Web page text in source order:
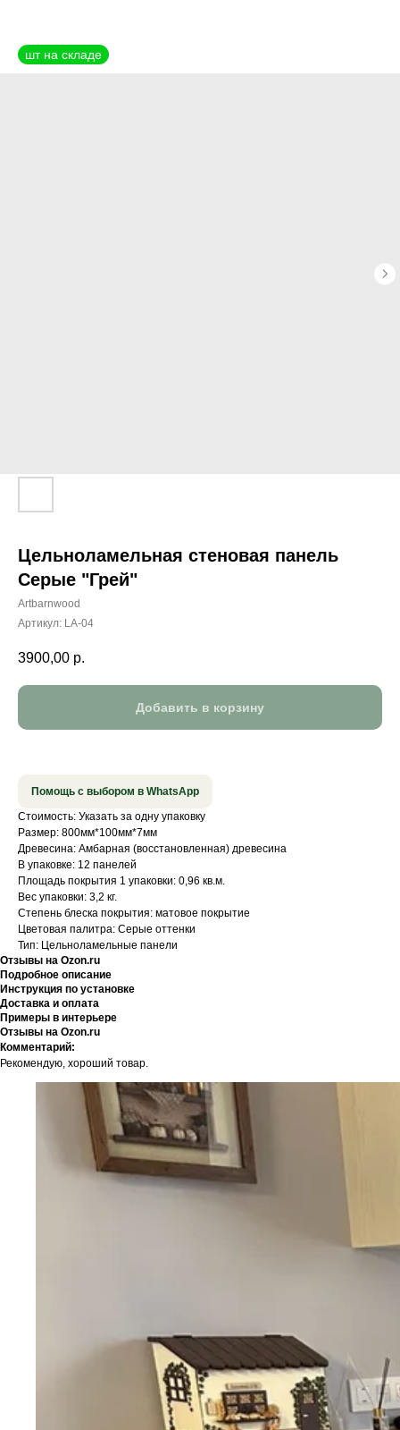
Цельноламельная стеновая панель
Серые "Грей"
Artbarnwood
Артикул: LA-04
3900,00 р.
Добавить в корзину
Помощь с выбором в WhatsApp
Стоимость: Указать за одну упаковку
Размер: 800мм*100мм*7мм
Древесина: Амбарная (восстановленная) древесина
В упаковке: 12 панелей
Площадь покрытия 1 упаковки: 0,96 кв.м.
Вес упаковки: 3,2 кг.
Степень блеска покрытия: матовое покрытие
Цветовая палитра: Серые оттенки
Тип: Цельноламельные панели
Отзывы на Ozon.ru
Подробное описание
Инструкция по установке
Доставка и оплата
Примеры в интерьере
Отзывы на Ozon.ru
Комментарий:
Рекомендую, хороший товар.